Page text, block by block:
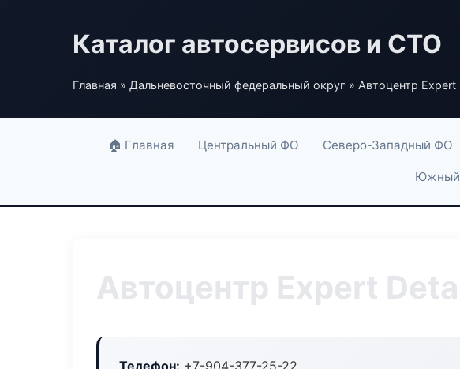
Каталог автосервисов и СТО
Главная » Дальневосточный федеральный округ » Автоцентр Expert
🏠 Главная Центральный ФО Северо-Западный ФО
Автоцентр Expert
Телефон: +7-904-377-25-22